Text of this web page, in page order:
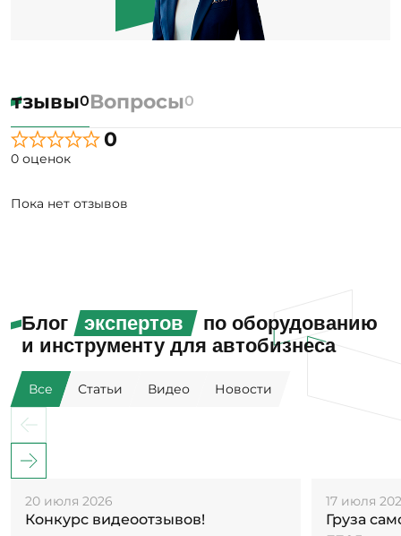
0Вопросы0
0
0 оценок
Пока нет отзывов
Блог экспертов
по оборудованию
и инструменту для автобизнеса
Все Статьи Видео Новости
20 июля 2026
Конкурс видеоотзывов!
17 июля
Груза